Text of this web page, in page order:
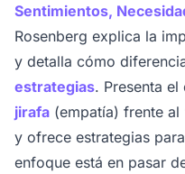
Sentimientos,
Rosenberg explica la
y detalla cómo
estrategias. Presenta
jirafa (empatía) frente al
y ofrece estrategias
enfoque está en pasar